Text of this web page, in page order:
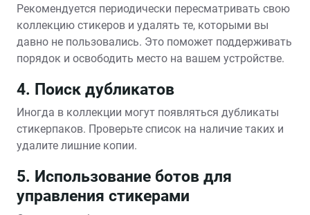
Рекомендуется периодически пересматривать свою
коллекцию стикеров и удалять те, которыми вы
давно не пользовались. Это поможет поддерживать
порядок и освободить место на вашем устройстве.
4. Поиск дубликатов
Иногда в коллекции могут появляться дубликаты
стикерпаков. Проверьте список на наличие таких и
удалите лишние копии.
5. Использование ботов для
управления стикерами